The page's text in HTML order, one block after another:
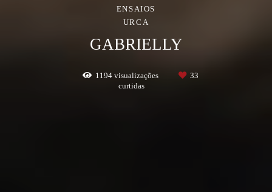
ENSAIOS
URCA
GABRIELLY
1194 visualizações
33
curtidas